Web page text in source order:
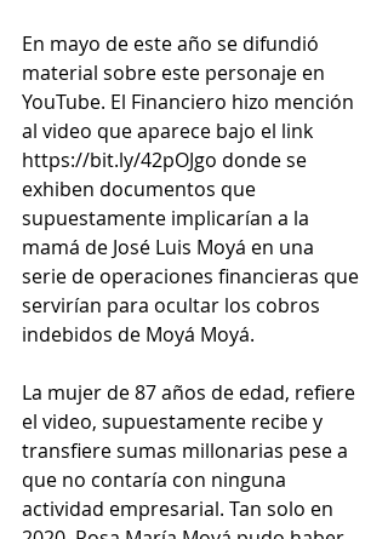
En mayo de este año se difundió
material sobre este personaje en
YouTube. El Financiero hizo mención
al video que aparece bajo el link
https://bit.ly/42pOJgo donde se
exhiben documentos que
supuestamente implicarían a la
mamá de José Luis Moyá en una
serie de operaciones financieras que
servirían para ocultar los cobros
indebidos de Moyá Moyá.
La mujer de 87 años de edad, refiere
el video, supuestamente recibe y
transfiere sumas millonarias pese a
que no contaría con ninguna
actividad empresarial. Tan solo en